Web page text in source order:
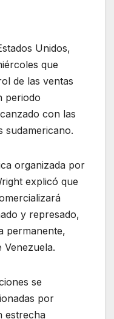
Unidos,
que
de las ventas
periodo
con las
sudamericano.
organizada por
explicó que
y represado,
permanente,
se
por
estrecha